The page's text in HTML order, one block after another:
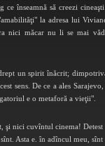
înseamnă să creezi
la adresa lui
nici măcar nu li se mai
un spirit înăcrit;
sens. De ce a ales
e o metaforă a vieţii".
nici cuvîntul cinema!
Asta e. în adîncul meu,